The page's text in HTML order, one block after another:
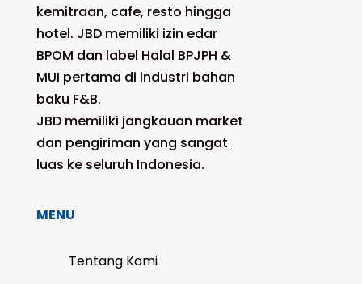
kemitraan, cafe, resto hingga
hotel. JBD memiliki izin edar
BPOM dan label Halal BPJPH &
MUI pertama di industri bahan
baku F&B.
JBD memiliki jangkauan market
dan pengiriman yang sangat
luas ke seluruh Indonesia.
MENU
Tentang Kami